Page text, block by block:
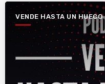
VENDE HASTA UN HUECO